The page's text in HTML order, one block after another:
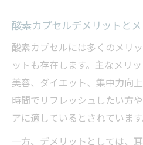
酸素カプセルデメリットと
酸素カプセルには多くのメリ
ットも存在します。主なメリ
美容、ダイエット、集中力向
時間でリフレッシュしたい方
アに適しているとされています
一方、デメリットとしては、